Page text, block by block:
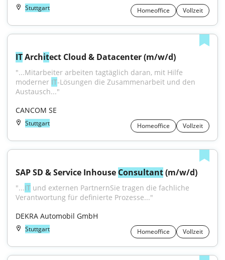
Stuttgart Homeoffice Vollzeit
IT Architect Cloud & Datacenter (m/w/d)
"...Mitarbeiter arbeiten tagtäglich daran, mit Hilfe
moderner IT-Lösungen die Zusammenarbeit und den
Austausch..."
CANCOM SE
Stuttgart Homeoffice Vollzeit
SAP SD & Service Inhouse Consultant (m/w/d)
"...IT und externen PartnernSie tragen die fachliche
Verantwortung für definierte Prozesse..."
DEKRA Automobil GmbH
Stuttgart Homeoffice Vollzeit